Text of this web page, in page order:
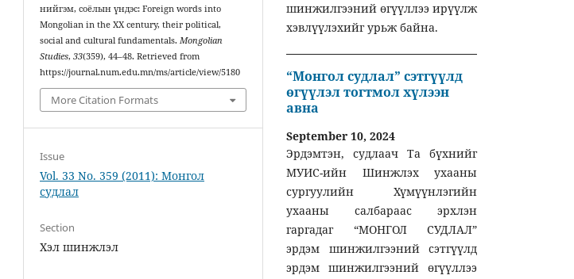
нийгэм, соёлын үндэс: Foreign words into
Mongolian in the XX century, their political,
social and cultural fundamentals. Mongolian
Studies,33(359), 44–48. Retrieved from
https://journal.num.edu.mn/ms/article/view/5180
More Citation Formats
Issue
Vol. 33 No. 359 (2011): Монгол
судлал
Section
Хэл шинжлэл
шинжилгээний өгүүллээ ирүүлж
хэвлүүлэхийг урьж байна.
“Монгол судлал” сэтгүүлд
өгүүлэл тогтмол хүлээн
авна
September 10, 2024
Эрдэмтэн, судлаач Та бүхнийг
МУИС-ийн Шинжлэх ухааны
сургуулийн Хүмүүнлэгийн
ухааны салбараас эрхлэн
гаргадаг “МОНГОЛ СУДЛАЛ”
эрдэм шинжилгээний сэтгүүлд
эрдэм шинжилгээний өгүүллээ